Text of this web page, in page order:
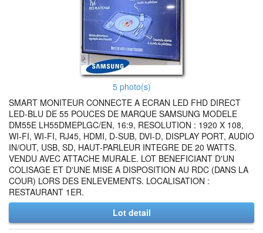
5 photo(s)
SMART MONITEUR CONNECTE A ECRAN LED FHD DIRECT
LED-BLU DE 55 POUCES DE MARQUE SAMSUNG MODELE
DM55E LH55DMEPLGC/EN, 16:9, RESOLUTION : 1920 X 108,
WI-FI, WI-FI, RJ45, HDMI, D-SUB, DVI-D, DISPLAY PORT, AUDIO
IN/OUT, USB, SD, HAUT-PARLEUR INTEGRE DE 20 WATTS.
VENDU AVEC ATTACHE MURALE. LOT BENEFICIANT D'UN
COLISAGE ET D'UNE MISE A DISPOSITION AU RDC (DANS LA
COUR) LORS DES ENLEVEMENTS. LOCALISATION :
RESTAURANT 1ER.
Lot detail